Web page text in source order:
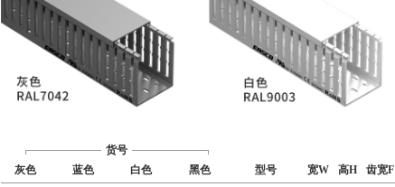
货号
灰色
蓝色 白色 黑色 型号 宽W 高H 齿宽F